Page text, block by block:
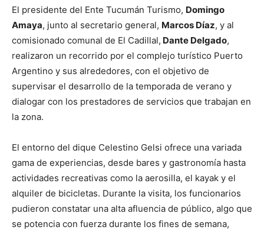
El presidente del Ente Tucumán Turismo, Domingo
Amaya, junto al secretario general, Marcos Díaz, y al
comisionado comunal de El Cadillal, Dante Delgado,
realizaron un recorrido por el complejo turístico Puerto
Argentino y sus alrededores, con el objetivo de
supervisar el desarrollo de la temporada de verano y
dialogar con los prestadores de servicios que trabajan en
la zona.
El entorno del dique Celestino Gelsi ofrece una variada
gama de experiencias, desde bares y gastronomía hasta
actividades recreativas como la aerosilla, el kayak y el
alquiler de bicicletas. Durante la visita, los funcionarios
pudieron constatar una alta afluencia de público, algo que
se potencia con fuerza durante los fines de semana,